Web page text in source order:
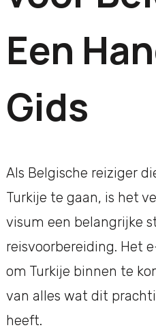
Een
Gids
Als Belgische reiziger
Turkije te gaan, is het
visum een belangrijke
reisvoorbereiding. Het
om Turkije binnen te
van alles wat dit
heeft.